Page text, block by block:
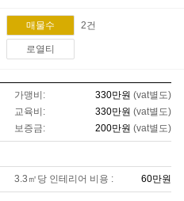
매물수 2건
로열티
가맹비: 330만원 (vat별도)
교육비:
330만원 (vat별도)
보증금:
200만원 (vat별도)
3.3㎡당 인테리어 비용 : 60만원